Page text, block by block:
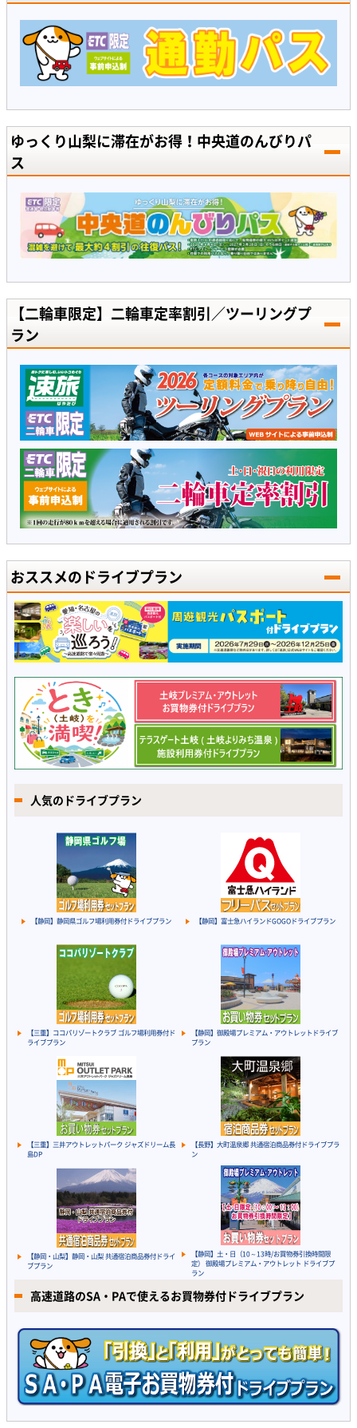
ゆっくり山梨に滞在がお得！中央道のんびりパ
ス
【二輪車限定】二輪車定率割引／ツーリングプ
ラン
おススメのドライブプラン
人気のドライブプラン
【静岡】静岡県ゴルフ場利用券付ドライブプラン 【静岡】富士急ハイランドGOGOドライブプラン
【三重】ココパリゾートクラブ ゴルフ場利用券付ド
ライブプラン
【静岡】御殿場プレミアム・アウトレットドライブ
プラン
【三重】三井アウトレットパーク ジャズドリーム長
島DP
【長野】大町温泉郷 共通宿泊商品券付ドライブプラ
ン
【静岡・山梨】静岡・山梨 共通宿泊商品券付ドライ
ブプラン
【静岡】土・日（10～13時/お買物券引換時間限
定） 御殿場プレミアム・アウトレット ドライブプ
ラン
高速道路のSA・PAで使えるお買物券付ドライブプラン